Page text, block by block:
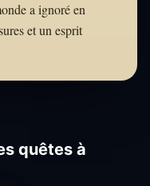
a ignoré en
et un esprit
quêtes à